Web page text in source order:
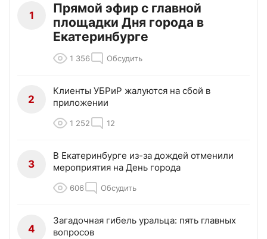
1
Прямой эфир с главной
площадки Дня города в
Екатеринбурге
1 356 Обсудить
2
Клиенты УБРиР жалуются на сбой в
приложении
1 252 12
3
В Екатеринбурге из-за дождей отменили
мероприятия на День города
606 Обсудить
4
Загадочная гибель уральца: пять главных
вопросов